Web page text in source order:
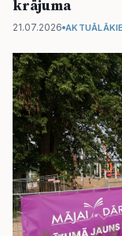
krājuma
21.07.2026 AKTUĀLĀKIE